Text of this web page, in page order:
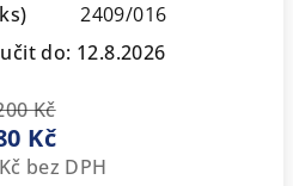
2409/016
do: 12.8.2026
Kč
Kč
bez DPH